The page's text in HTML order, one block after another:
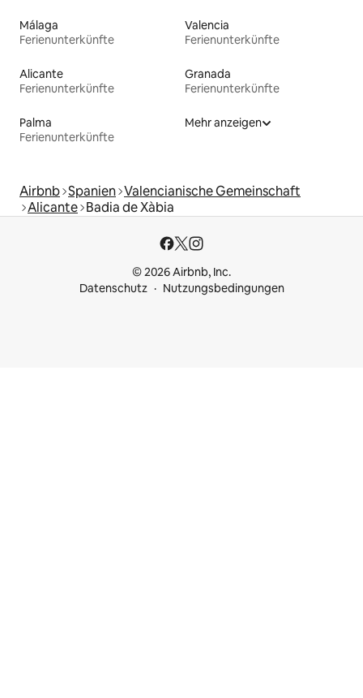
Málaga
Ferienunterkünfte
Valencia
Ferienunterkünfte
Alicante
Ferienunterkünfte
Granada
Ferienunterkünfte
Palma
Ferienunterkünfte
Mehr anzeigen
Airbnb Spanien Valencianische Gemeinschaft
Alicante Badia de Xàbia
© 2026 Airbnb, Inc.
Datenschutz
Nutzungsbedingungen